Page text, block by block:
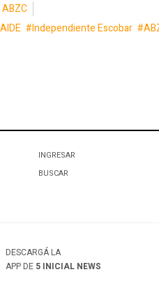
Independiente Escobar
INGRESAR
BUSCAR
DESCARGÁ LA
APP DE 5 INICIAL NEWS